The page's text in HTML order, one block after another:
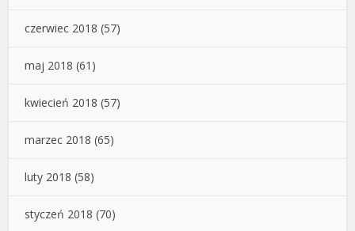
czerwiec 2018 (57)
maj 2018 (61)
kwiecień 2018 (57)
marzec 2018 (65)
luty 2018 (58)
styczeń 2018 (70)